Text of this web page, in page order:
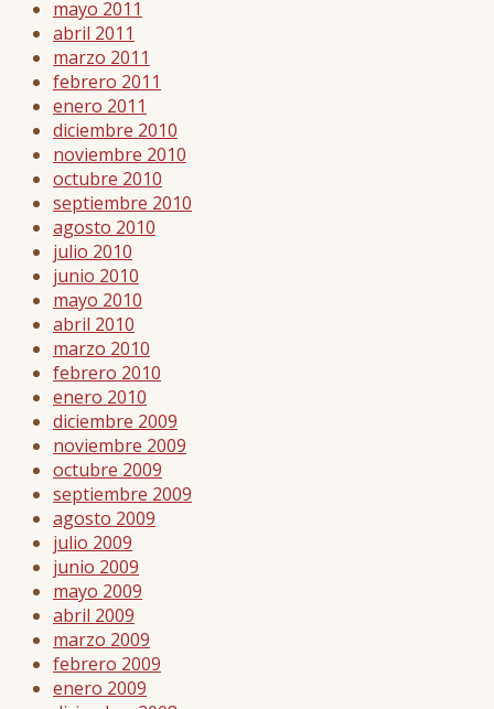
mayo 2011
abril 2011
marzo 2011
febrero 2011
enero 2011
diciembre 2010
noviembre 2010
octubre 2010
septiembre 2010
agosto 2010
julio 2010
junio 2010
mayo 2010
abril 2010
marzo 2010
febrero 2010
enero 2010
diciembre 2009
noviembre 2009
octubre 2009
septiembre 2009
agosto 2009
julio 2009
junio 2009
mayo 2009
abril 2009
marzo 2009
febrero 2009
enero 2009